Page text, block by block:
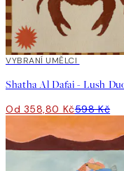
40%*
VYBRANÍ UMĚLCI
Od 358,80 Kč598 Kč